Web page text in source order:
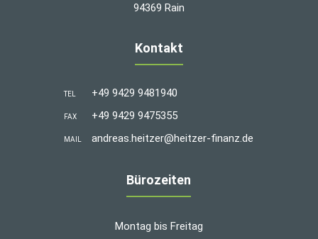
94369 Rain
Kontakt
TEL +49 9429 9481940
FAX +49 9429 9475355
MAIL andreas.heitzer@heitzer-finanz.de
Bürozeiten
Montag bis Freitag